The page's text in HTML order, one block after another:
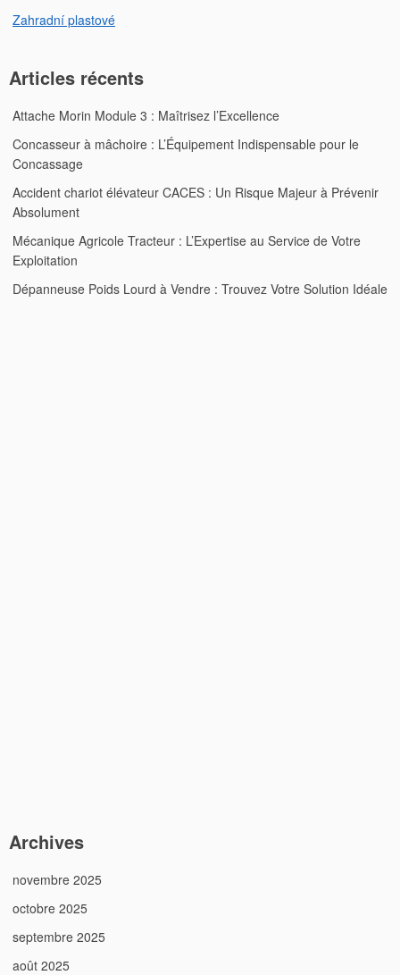
Zahradní plastové
Articles récents
Attache Morin Module 3 : Maîtrisez l’Excellence
Concasseur à mâchoire : L’Équipement Indispensable pour le
Concassage
Accident chariot élévateur CACES : Un Risque Majeur à Prévenir
Absolument
Mécanique Agricole Tracteur : L’Expertise au Service de Votre
Exploitation
Dépanneuse Poids Lourd à Vendre : Trouvez Votre Solution Idéale
Archives
novembre 2025
octobre 2025
septembre 2025
août 2025